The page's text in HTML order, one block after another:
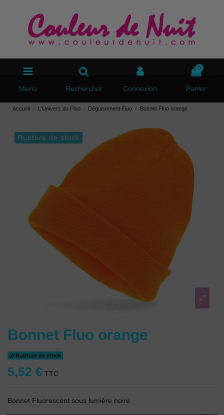
Menu Rechercher Connexion
0
Panier
Accueil L'Univers du Fluo Déguisement Fluo Bonnet Fluo orange
Rupture de stock
Bonnet Fluo orange
Rupture de stock
5,52 € TTC
Bonnet Fluorescent sous lumière noire.